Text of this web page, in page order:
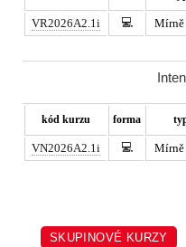
VR2026A2.1i 💻
kód kurzu forma
VN2026A2.1i 💻
SKUPINOVÉ KURZY